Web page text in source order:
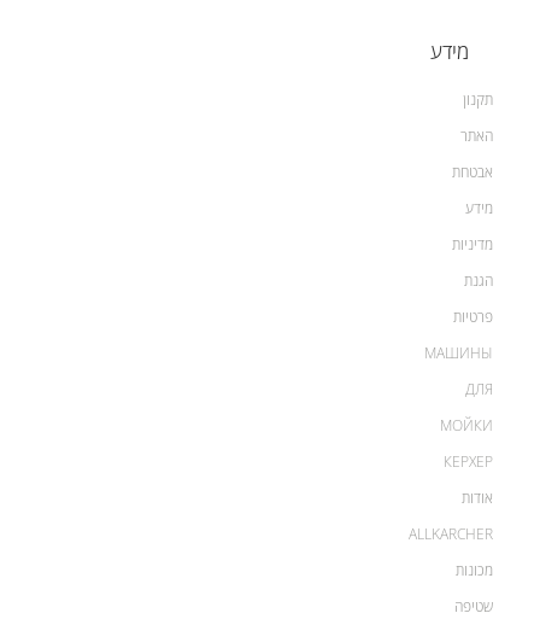
מידע
תקנון
האתר
אבטחת
מידע
מדיניות
הגנת
פרטיות
МАШИНЫ
ДЛЯ
МОЙКИ
КЕРХЕР
אודות
ALLKARCHER
מכונות
שטיפה